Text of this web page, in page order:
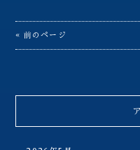
« 前のページ